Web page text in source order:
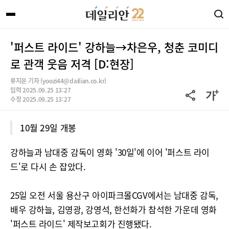
'퍼스트 라이드' 강하늘→차은우, 청춘 코미디
로 관객 웃음 저격 [D:현장]
류지윤 기자 (yoozi44@dailian.co.kr)
입력 2025.09.25 13:27
수정 2025.09.25 13:27
10월 29일 개봉
강하늘과 남대중 감독이 영화 '30일'에 이어 '퍼스트 라이
드'로 다시 손 잡았다.
25일 오전 서울 용산구 아이파크몰CGV에서는 남대중 감독,
배우 강하늘, 김영광, 강영석, 한선화가 참석한 가운데 영화
'퍼스트 라이드' 제작보고회가 진행됐다.